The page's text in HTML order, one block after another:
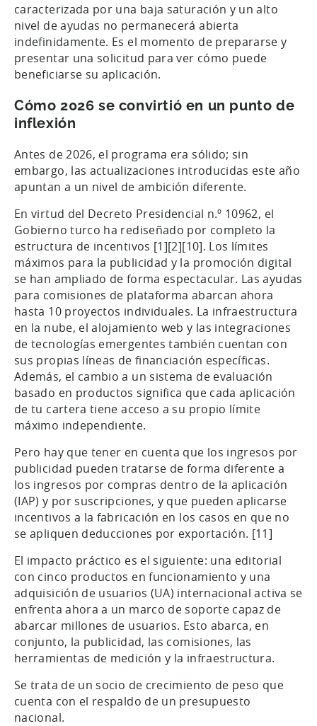
caracterizada por una baja saturación y un alto
nivel de ayudas no permanecerá abierta
indefinidamente. Es el momento de prepararse y
presentar una solicitud para ver cómo puede
beneficiarse su aplicación.
Cómo 2026 se convirtió en un punto de
inflexión
Antes de 2026, el programa era sólido; sin
embargo, las actualizaciones introducidas este año
apuntan a un nivel de ambición diferente.
En virtud del Decreto Presidencial n.º 10962, el
Gobierno turco ha rediseñado por completo la
estructura de incentivos [1][2][10]. Los límites
máximos para la publicidad y la promoción digital
se han ampliado de forma espectacular. Las ayudas
para comisiones de plataforma abarcan ahora
hasta 10 proyectos individuales. La infraestructura
en la nube, el alojamiento web y las integraciones
de tecnologías emergentes también cuentan con
sus propias líneas de financiación específicas.
Además, el cambio a un sistema de evaluación
basado en productos significa que cada aplicación
de tu cartera tiene acceso a su propio límite
máximo independiente.
Pero hay que tener en cuenta que los ingresos por
publicidad pueden tratarse de forma diferente a
los ingresos por compras dentro de la aplicación
(IAP) y por suscripciones, y que pueden aplicarse
incentivos a la fabricación en los casos en que no
se apliquen deducciones por exportación. [11]
El impacto práctico es el siguiente: una editorial
con cinco productos en funcionamiento y una
adquisición de usuarios (UA) internacional activa se
enfrenta ahora a un marco de soporte capaz de
abarcar millones de usuarios. Esto abarca, en
conjunto, la publicidad, las comisiones, las
herramientas de medición y la infraestructura.
Se trata de un socio de crecimiento de peso que
cuenta con el respaldo de un presupuesto
nacional.